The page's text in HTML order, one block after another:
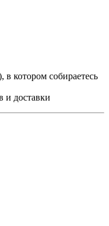
котором собираетесь
и доставки